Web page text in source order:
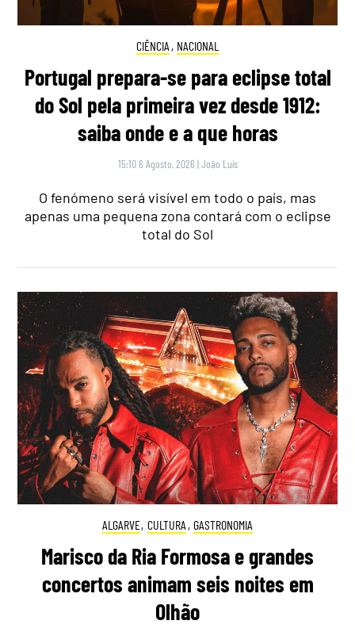
CIÊNCIA , NACIONAL
Portugal prepara-se para eclipse total
do Sol pela primeira vez desde 1912:
saiba onde e a que horas
15:10 6 Agosto, 2026 |João Luís
O fenómeno será visível em todo o país, mas
apenas uma pequena zona contará com o eclipse
total do Sol
ALGARVE, CULTURA , GASTRONOMIA
Marisco da Ria Formosa e grandes
concertos animam seis noites em
Olhão